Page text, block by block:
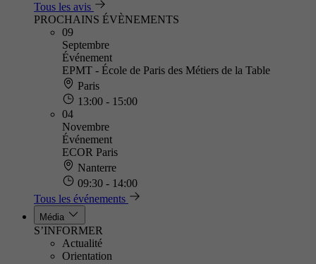
Tous les avis
PROCHAINS ÉVÈNEMENTS
09
Septembre
Événement
EPMT - École de Paris des Métiers de la Table
Paris
13:00 - 15:00
04
Novembre
Événement
ECOR Paris
Nanterre
09:30 - 14:00
Tous les événements
Média
S’INFORMER
Actualité
Orientation